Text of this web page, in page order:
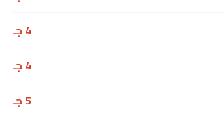
4 جـ
4 جـ
5 جـ